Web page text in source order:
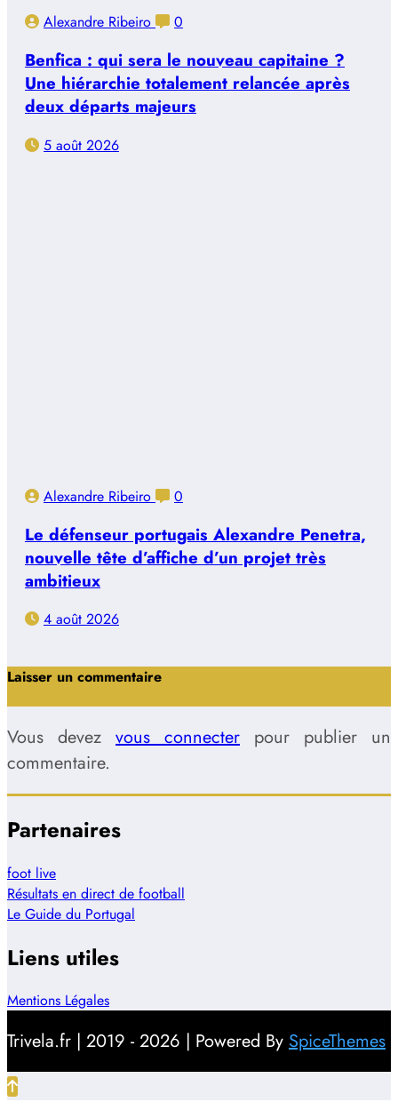
Alexandre Ribeiro 0
Benfica : qui sera le nouveau capitaine ?
Une hiérarchie totalement relancée après
deux départs majeurs
5 août 2026
Alexandre Ribeiro 0
Le défenseur portugais Alexandre Penetra,
nouvelle tête d’affiche d’un projet très
ambitieux
4 août 2026
Laisser un commentaire
Vous devez vous connecter pour publier un
commentaire.
Partenaires
foot live
Résultats en direct de football
Le Guide du Portugal
Liens utiles
Mentions Légales
Trivela.fr | 2019 - 2026 | Powered By SpiceThemes